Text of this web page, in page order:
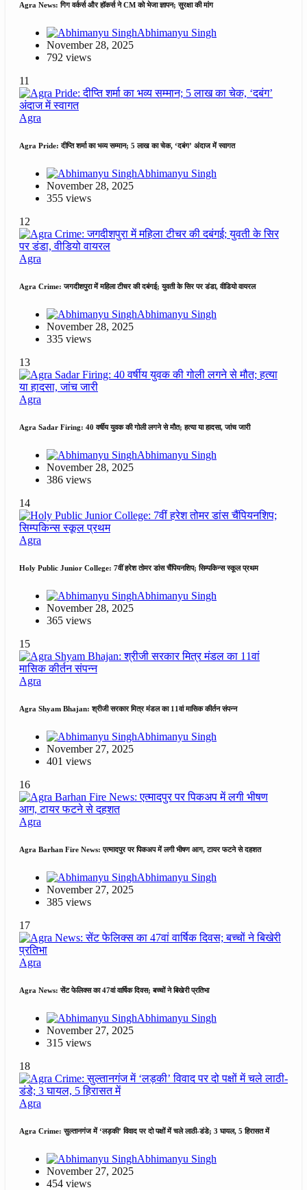
Agra News: गिग वर्कर्स और हॉकर्स ने CM को भेजा ज्ञापन; सुरक्षा की मांग
Abhimanyu Singh
November 28, 2025
792 views
11
Agra
Agra Pride: दीप्ति शर्मा का भव्य सम्मान; 5 लाख का चेक, ‘दबंग’ अंदाज में स्वागत
Abhimanyu Singh
November 28, 2025
355 views
12
Agra
Agra Crime: जगदीशपुरा में महिला टीचर की दबंगई; युवती के सिर पर डंडा, वीडियो वायरल
Abhimanyu Singh
November 28, 2025
335 views
13
Agra
Agra Sadar Firing: 40 वर्षीय युवक की गोली लगने से मौत; हत्या या हादसा, जांच जारी
Abhimanyu Singh
November 28, 2025
386 views
14
Agra
Holy Public Junior College: 7वीं हरेश तोमर डांस चैंपियनशिप; सिम्पकिन्स स्कूल प्रथम
Abhimanyu Singh
November 28, 2025
365 views
15
Agra
Agra Shyam Bhajan: श्रीजी सरकार मित्र मंडल का 11वां मासिक कीर्तन संपन्न
Abhimanyu Singh
November 27, 2025
401 views
16
Agra
Agra Barhan Fire News: एत्मादपुर पर पिकअप में लगी भीषण आग, टायर फटने से दहशत
Abhimanyu Singh
November 27, 2025
385 views
17
Agra
Agra News: सेंट फेलिक्स का 47वां वार्षिक दिवस; बच्चों ने बिखेरी प्रतिभा
Abhimanyu Singh
November 27, 2025
315 views
18
Agra
Agra Crime: सुल्तानगंज में ‘लड़की’ विवाद पर दो पक्षों में चले लाठी-डंडे; 3 घायल, 5 हिरासत में
Abhimanyu Singh
November 27, 2025
454 views